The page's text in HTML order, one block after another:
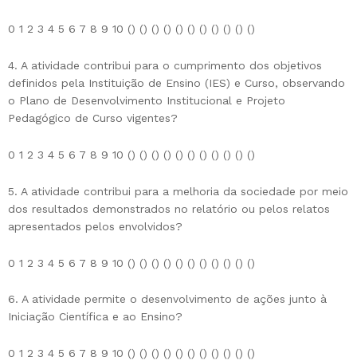
0 1 2 3 4 5 6 7 8 9 10 () () () () () () () () () () ()
4. A atividade contribui para o cumprimento dos objetivos
definidos pela Instituição de Ensino (IES) e Curso, observando
o Plano de Desenvolvimento Institucional e Projeto
Pedagógico de Curso vigentes?
0 1 2 3 4 5 6 7 8 9 10 () () () () () () () () () () ()
5. A atividade contribui para a melhoria da sociedade por meio
dos resultados demonstrados no relatório ou pelos relatos
apresentados pelos envolvidos?
0 1 2 3 4 5 6 7 8 9 10 () () () () () () () () () () ()
6. A atividade permite o desenvolvimento de ações junto à
Iniciação Científica e ao Ensino?
0 1 2 3 4 5 6 7 8 9 10 () () () () () () () () () () ()